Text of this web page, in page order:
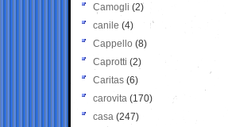
Camogli (2)
canile (4)
Cappello (8)
Caprotti (2)
Caritas (6)
carovita (170)
casa (247)